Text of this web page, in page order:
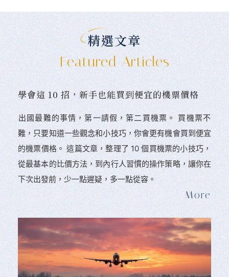
特選高雄日航酒店二日2.0
$ 4,999 元起
精選文章
Featured Articles